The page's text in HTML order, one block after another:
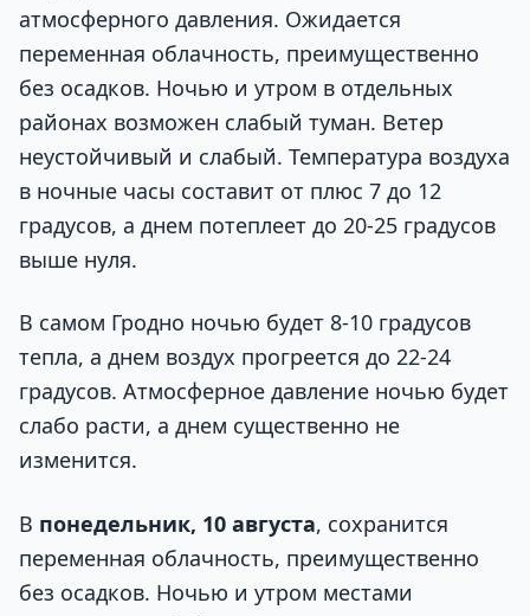
атмосферного давления. Ожидается
переменная облачность, преимущественно
без осадков. Ночью и утром в отдельных
районах возможен слабый туман. Ветер
неустойчивый и слабый. Температура воздуха
в ночные часы составит от плюс 7 до 12
градусов, а днем потеплеет до 20-25 градусов
выше нуля.
В самом Гродно ночью будет 8-10 градусов
тепла, а днем воздух прогреется до 22-24
градусов. Атмосферное давление ночью будет
слабо расти, а днем существенно не
изменится.
В понедельник, 10 августа, сохранится
переменная облачность, преимущественно
без осадков. Ночью и утром местами